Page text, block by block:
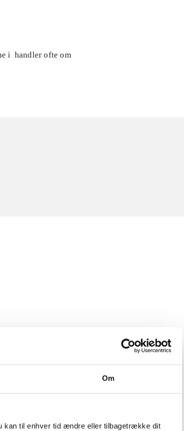
Om
kan til enhver tid ændre eller tilbagetrække dit
i handler ofte om